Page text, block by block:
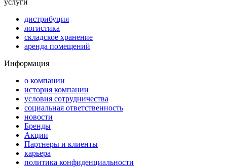
дистрибуция
логистика
складское хранение
аренда помещений
Информация
о компании
история компании
условия сотрудничества
социальная ответственность
новости
Бренды
Акции
Партнеры и клиенты
карьера
политика конфиденциальности